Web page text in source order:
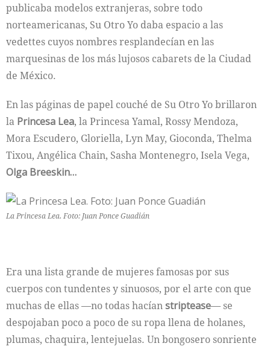
publicaba modelos extranjeras, sobre todo
norteamericanas, Su Otro Yo daba espacio a las
vedettes cuyos nombres resplandecían en las
marquesinas de los más lujosos cabarets de la Ciudad
de México.
En las páginas de papel couché de Su Otro Yo brillaron
la Princesa Lea, la Princesa Yamal, Rossy Mendoza,
Mora Escudero, Gloriella, Lyn May, Gioconda, Thelma
Tixou, Angélica Chain, Sasha Montenegro, Isela Vega,
Olga Breeskin…
La Princesa Lea. Foto: Juan Ponce Guadián
Era una lista grande de mujeres famosas por sus
cuerpos con­ tundentes y sinuosos, por el arte con que
muchas de ellas —no todas hacíanstriptease— se
despojaban poco a poco de su ropa llena de holanes,
plumas, chaquira, lentejuelas. Un bongosero sonriente